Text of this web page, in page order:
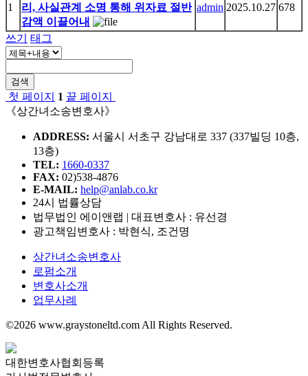
1
리, 사실관계 소명 통해 위자료 절반
감액 이끌어내
admin 2025.10.27 678
쓰기 태그
검색
첫 페이지 1 끝 페이지
《상간녀소송변호사》
ADDRESS: 서울시 서초구 강남대로 337 (337빌딩 10층,
13층)
TEL: 1660-0337
FAX: 02)538-4876
E-MAIL: help@anlab.co.kr
24시 법률상담
법무법인 에이앤랩 | 대표변호사 : 유선경
광고책임변호사 : 박현식, 조건명
상간녀소송변호사
로펌소개
변호사소개
업무사례
©2026 www.graystoneltd.com All Rights Reserved.
대한변호사협회등록